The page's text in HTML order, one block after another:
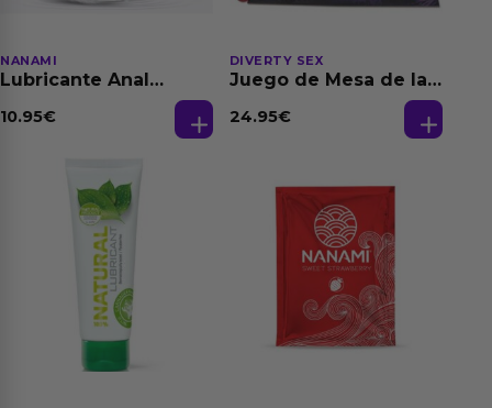
NANAMI
Lubricante Anal
Dilatación Base Agua
10.95€
DIVERTY SEX
Juego de Mesa de las
24.95€